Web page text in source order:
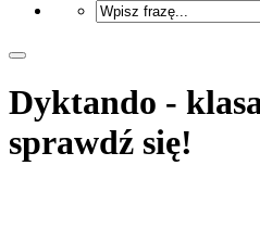
Dyktando -
sprawdź się!